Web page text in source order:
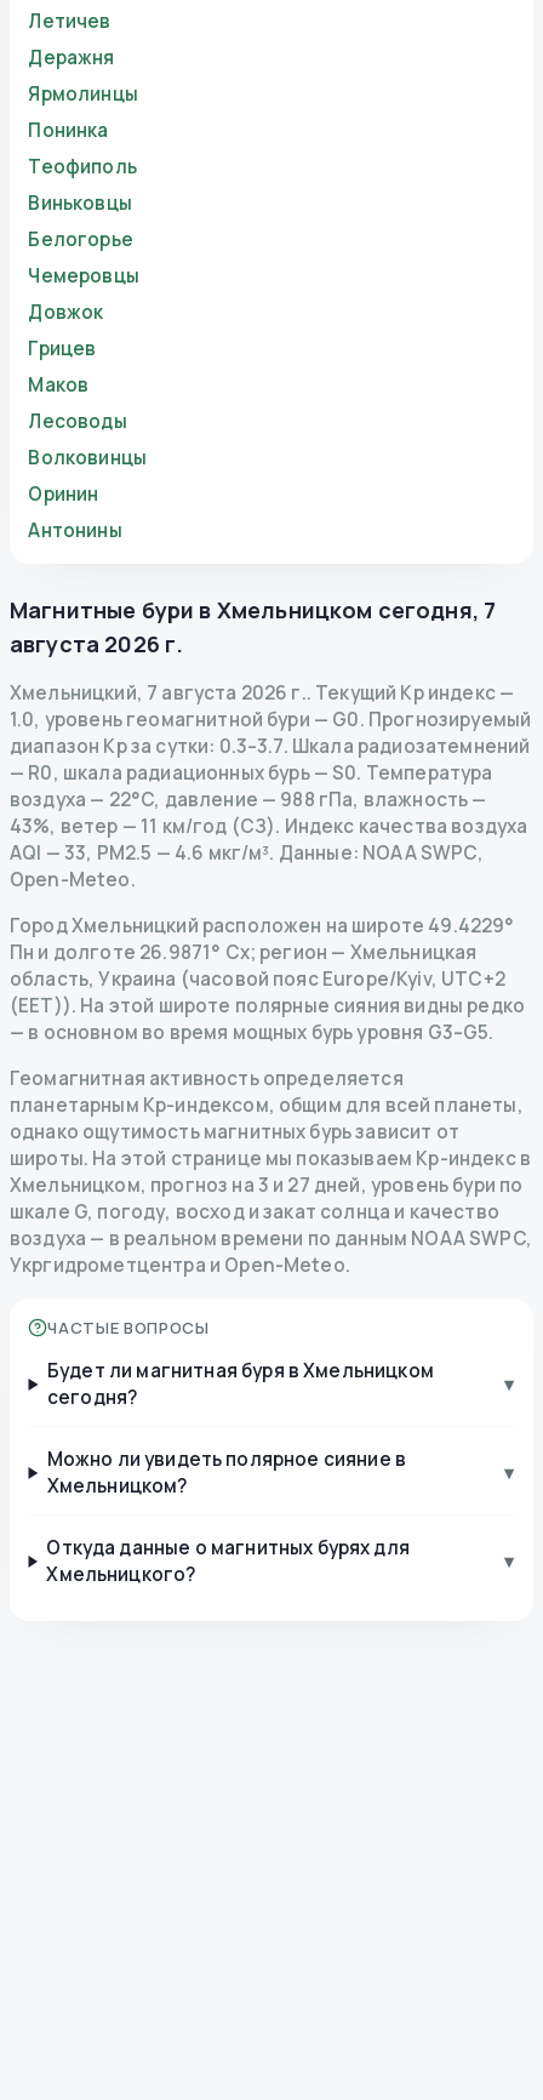
Летичев
Деражня
Ярмолинцы
Понинка
Теофиполь
Виньковцы
Белогорье
Чемеровцы
Довжок
Грицев
Маков
Лесоводы
Волковинцы
Оринин
Антонины
Магнитные бури в Хмельницком сегодня, 7
августа 2026 г.
Хмельницкий, 7 августа 2026 г.. Текущий Kp индекс—
1.0, уровень геомагнитной бури — G0. Прогнозируемый
диапазон Kp за сутки: 0.3–3.7. Шкала радиозатемнений
— R0, шкала радиационных бурь— S0. Температура
воздуха — 22°C, давление — 988 гПа, влажность —
43%, ветер — 11 км/год (СЗ). Индекс качества воздуха
AQI — 33, PM2.5 — 4.6 мкг/м³. Данные: NOAA SWPC,
Open-Meteo.
Город Хмельницкий расположен на широте 49.4229°
Пн и долготе 26.9871° Сх; регион — Хмельницкая
область, Украина (часовой пояс Europe/Kyiv, UTC+2
(EET)). На этой широте полярные сияния видны редко
— в основном во время мощных бурь уровня G3–G5.
Геомагнитная активность определяется
планетарным Kp-индексом, общим для всей планеты,
однако ощутимость магнитных бурь зависит от
широты. На этой странице мы показываем Kp-индекс в
Хмельницком, прогноз на 3 и 27 дней, уровень бури по
шкале G, погоду, восход и закат солнца и качество
воздуха — в реальном времени по данным NOAA SWPC,
Укргидрометцентра и Open-Meteo.
ЧАСТЫЕ ВОПРОСЫ
Будет ли магнитная буря в Хмельницком
сегодня?
▾
Можно ли увидеть полярное сияние в
Хмельницком?
▾
Откуда данные о магнитных бурях для
Хмельницкого?
▾